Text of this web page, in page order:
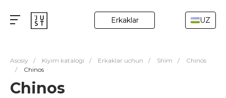
Erkaklar UZ
Asosiy / Kiyim katalogi / Erkaklar uchun / Shim /
Chinos
/
Chinos
Chinos